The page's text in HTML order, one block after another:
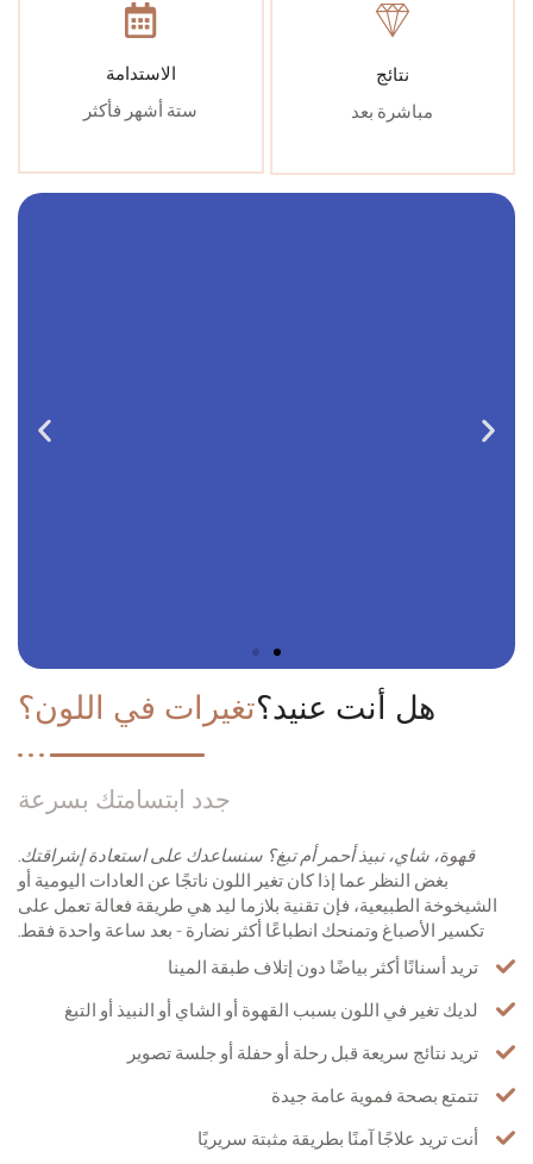
نتائج
مباشرة بعد
الاستدامة
ستة أشهر فأكثر
هل أنت عنيد؟تغيرات في اللون؟
جدد ابتسامتك بسرعة
قهوة، شاي، نبيذ أحمر أم تبغ؟ سنساعدك على استعادة إشراقتك.
بغض النظر عما إذا كان تغير اللون ناتجًا عن العادات اليومية أو
الشيخوخة الطبيعية، فإن تقنية بلازما ليد هي طريقة فعالة تعمل على
تكسير الأصباغ وتمنحك انطباعًا أكثر نضارة - بعد ساعة واحدة فقط.
تريد أسنانًا أكثر بياضًا دون إتلاف طبقة المينا
لديك تغير في اللون بسبب القهوة أو الشاي أو النبيذ أو التبغ
تريد نتائج سريعة قبل رحلة أو حفلة أو جلسة تصوير
تتمتع بصحة فموية عامة جيدة
أنت تريد علاجًا آمنًا بطريقة مثبتة سريريًا